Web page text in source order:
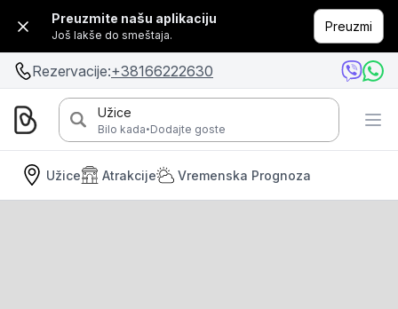
Preuzmite našu aplikaciju
Još lakše do smeštaja.
Preuzmi
Rezervacije:+38166222630
Užice
Bilo kada·Dodajte goste
Užice Atrakcije Vremenska Prognoza